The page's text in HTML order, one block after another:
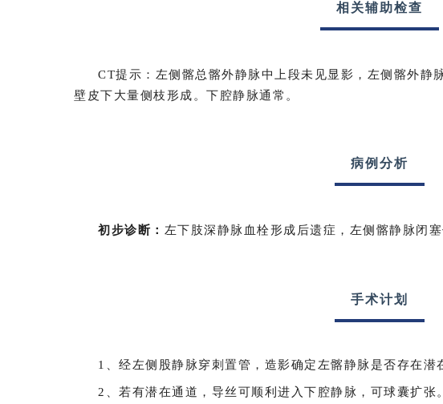
相关辅助检查
CT提示：左侧髂总髂外静脉中上段未见显影，左侧髂外静
壁皮下大量侧枝形成。下腔静脉通常。
病例分析
初步诊断： 左下肢深静脉血栓形成后遗症，左侧髂静脉闭塞
手术计划
1、经左侧股静脉穿刺置管，造影确定左髂静脉是否存在潜
2、若有潜在通道，导丝可顺利进入下腔静脉，可球囊扩张。